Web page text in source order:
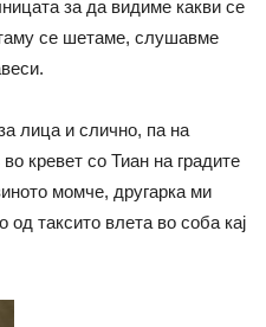
за да видиме какви се
се шетаме, слушавме
лица и слично, па на
кревет со Тиан на градите
момче, другарка ми
од таксито влета во соба кај